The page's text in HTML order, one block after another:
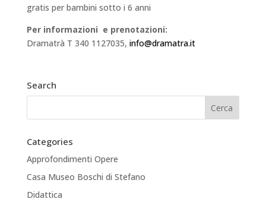
gratis per bambini sotto i 6 anni
Per informazioni e prenotazioni:
Dramatrà T 340 1127035, info@dramatra.it
Search
Categories
Approfondimenti Opere
Casa Museo Boschi di Stefano
Didattica